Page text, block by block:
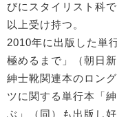
びにスタイリスト科
以上受け持つ。
2010年に出版した単
極めるまで」（朝日
紳士靴関連本のロン
ツに関する単行本「
ぶ」（同）も出版し